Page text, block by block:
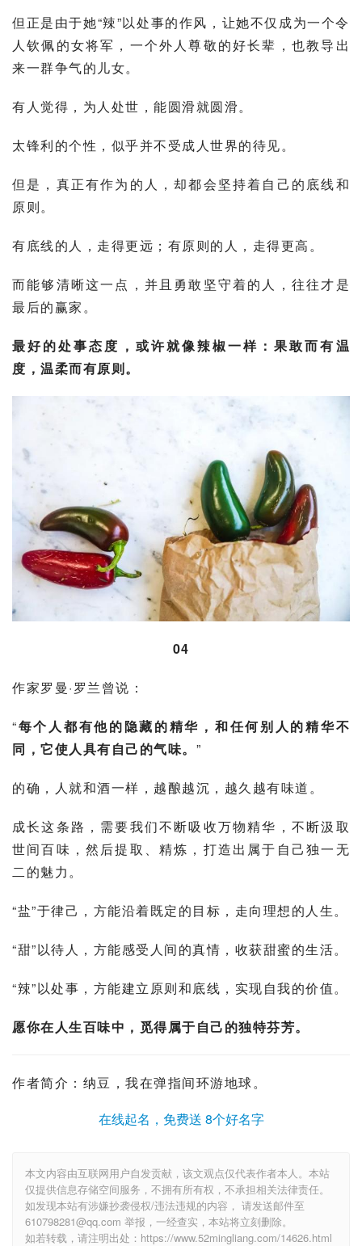
但正是由于她“辣”以处事的作风，让她不仅成为一个令
人钦佩的女将军，一个外人尊敬的好长辈，也教导出
来一群争气的儿女。
有人觉得，为人处世，能圆滑就圆滑。
太锋利的个性，似乎并不受成人世界的待见。
但是，真正有作为的人，却都会坚持着自己的底线和
原则。
有底线的人，走得更远；有原则的人，走得更高。
而能够清晰这一点，并且勇敢坚守着的人，往往才是
最后的赢家。
最好的处事态度，或许就像辣椒一样：果敢而有温
度，温柔而有原则。
04
作家罗曼·罗兰曾说：
“每个人都有他的隐藏的精华，和任何别人的精华不
同，它使人具有自己的气味。 ”
的确，人就和酒一样，越酿越沉，越久越有味道。
成长这条路，需要我们不断吸收万物精华，不断汲取
世间百味，然后提取、精炼，打造出属于自己独一无
二的魅力。
“盐”于律己，方能沿着既定的目标，走向理想的人生。
“甜”以待人，方能感受人间的真情，收获甜蜜的生活。
“辣”以处事，方能建立原则和底线，实现自我的价值。
愿你在人生百味中，觅得属于自己的独特芬芳。
作者简介：纳豆，我在弹指间环游地球。
在线起名，免费送 8个好名字
本文内容由互联网用户自发贡献，该文观点仅代表作者本人。本站
仅提供信息存储空间服务，不拥有所有权，不承担相关法律责任。
如发现本站有涉嫌抄袭侵权/违法违规的内容， 请发送邮件至
610798281@qq.com 举报，一经查实，本站将立刻删除。
如若转载，请注明出处：https://www.52mingliang.com/14626.html